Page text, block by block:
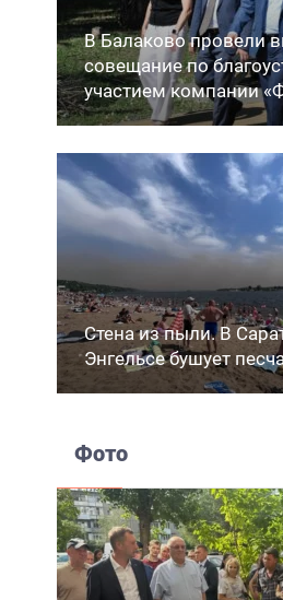
В Балаково провели
совещание по
участием компании
Стена из пыли. В
Энгельсе бушует
Фото